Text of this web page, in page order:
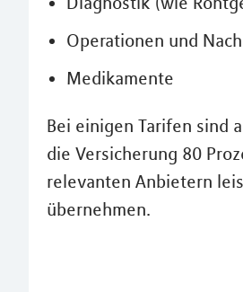
Operationen und
Medikamente
Bei einigen Tarifen sind
die Versicherung 80
relevanten Anbietern
übernehmen.